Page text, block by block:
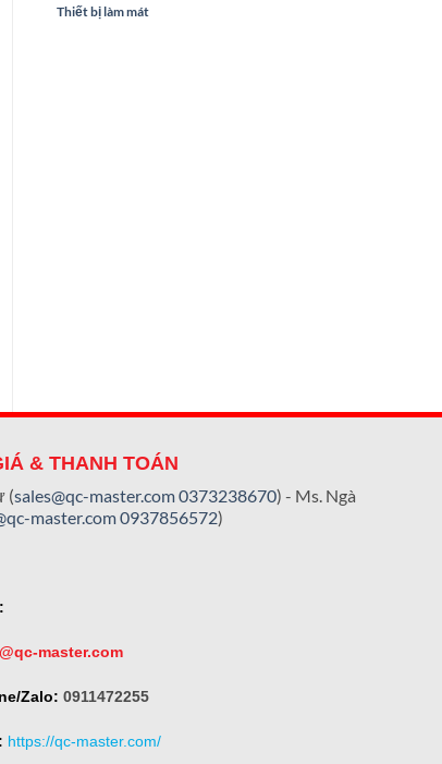
Thiết bị làm mát
& THANH TOÁN
(sales@qc-master.com0373238670) - Ms. Ngà
master.com0937856572)
master.com
Zalo: 0911472255
https://qc-master.com/